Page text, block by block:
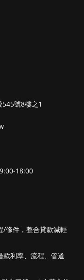
號8樓之1
18:00
/條件，整合貸款減輕
款利率、流程、管道